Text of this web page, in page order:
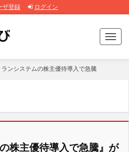
ザ登録 ログイン
T
o
g
a
ランシステムの株主優待導入で急騰
株主優待導入で急騰』が